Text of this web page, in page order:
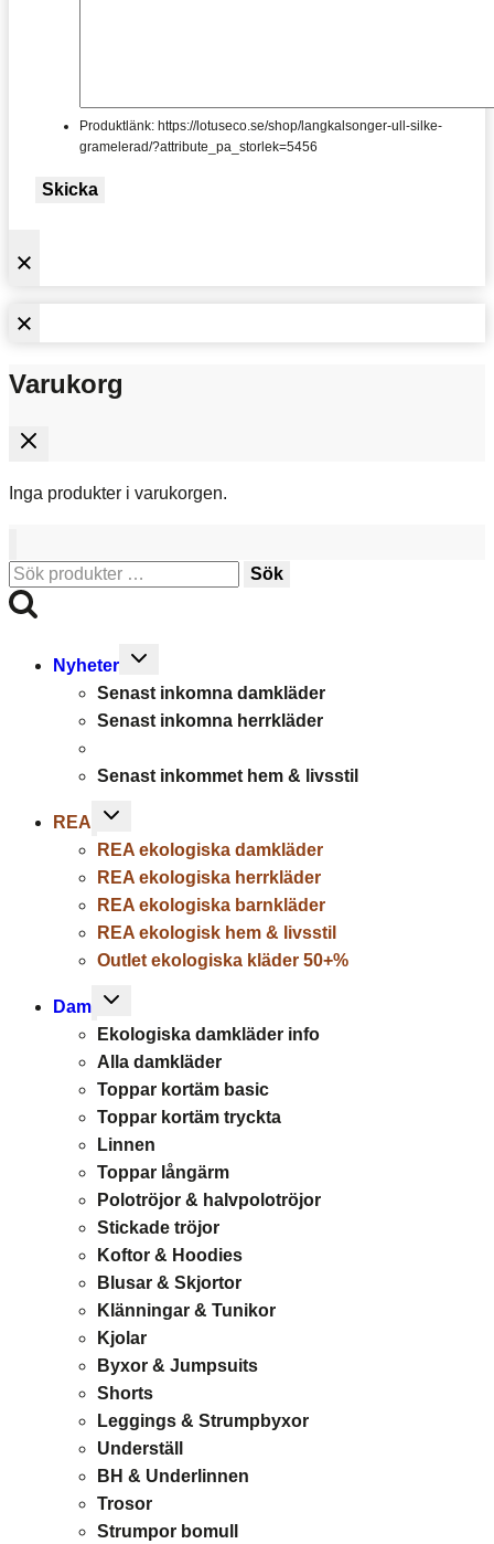
Produktlänk: https://lotuseco.se/shop/langkalsonger-ull-silke-
gramelerad/?attribute_pa_storlek=5456
Skicka
Varukorg
Inga produkter i varukorgen.
Sök
efter:
Sök
Nyheter
Toggle
menu
Senast inkomna damkläder
Senast inkomna herrkläder
Senast inkommet hem & livsstil
REA
Toggle
menu
REA ekologiska damkläder
REA ekologiska herrkläder
REA ekologiska barnkläder
REA ekologisk hem & livsstil
Outlet ekologiska kläder 50+%
Dam
Toggle
menu
Ekologiska damkläder info
Alla damkläder
Toppar kortäm basic
Toppar kortäm tryckta
Linnen
Toppar långärm
Polotröjor & halvpolotröjor
Stickade tröjor
Koftor & Hoodies
Blusar & Skjortor
Klänningar & Tunikor
Kjolar
Byxor & Jumpsuits
Shorts
Leggings & Strumpbyxor
Underställ
BH & Underlinnen
Trosor
Strumpor bomull